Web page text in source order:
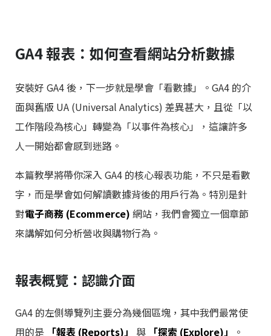
GA4 報表：如何查看網站分析數據
安裝好 GA4 後，下一步就是學會「看數據」。GA4 的介
面與舊版 UA (Universal Analytics) 差異甚大，且從「以
工作階段為核心」轉變為「以事件為核心」，這讓許多
人一開始都會感到迷路。
本篇教學將帶你深入 GA4 的核心報表功能，不只是看數
字，而是學會如何解讀數據背後的用戶行為。特別是針
對電子商務 (Ecommerce) 網站，我們會獨立一個章節
來講解如何分析營收與購物行為。
報表概覽：認識介面
GA4 的左側導覽列主要分為幾個區塊，其中我們最常使
用的是 「報表 (Reports)」 與 「探索 (Explore)」 。